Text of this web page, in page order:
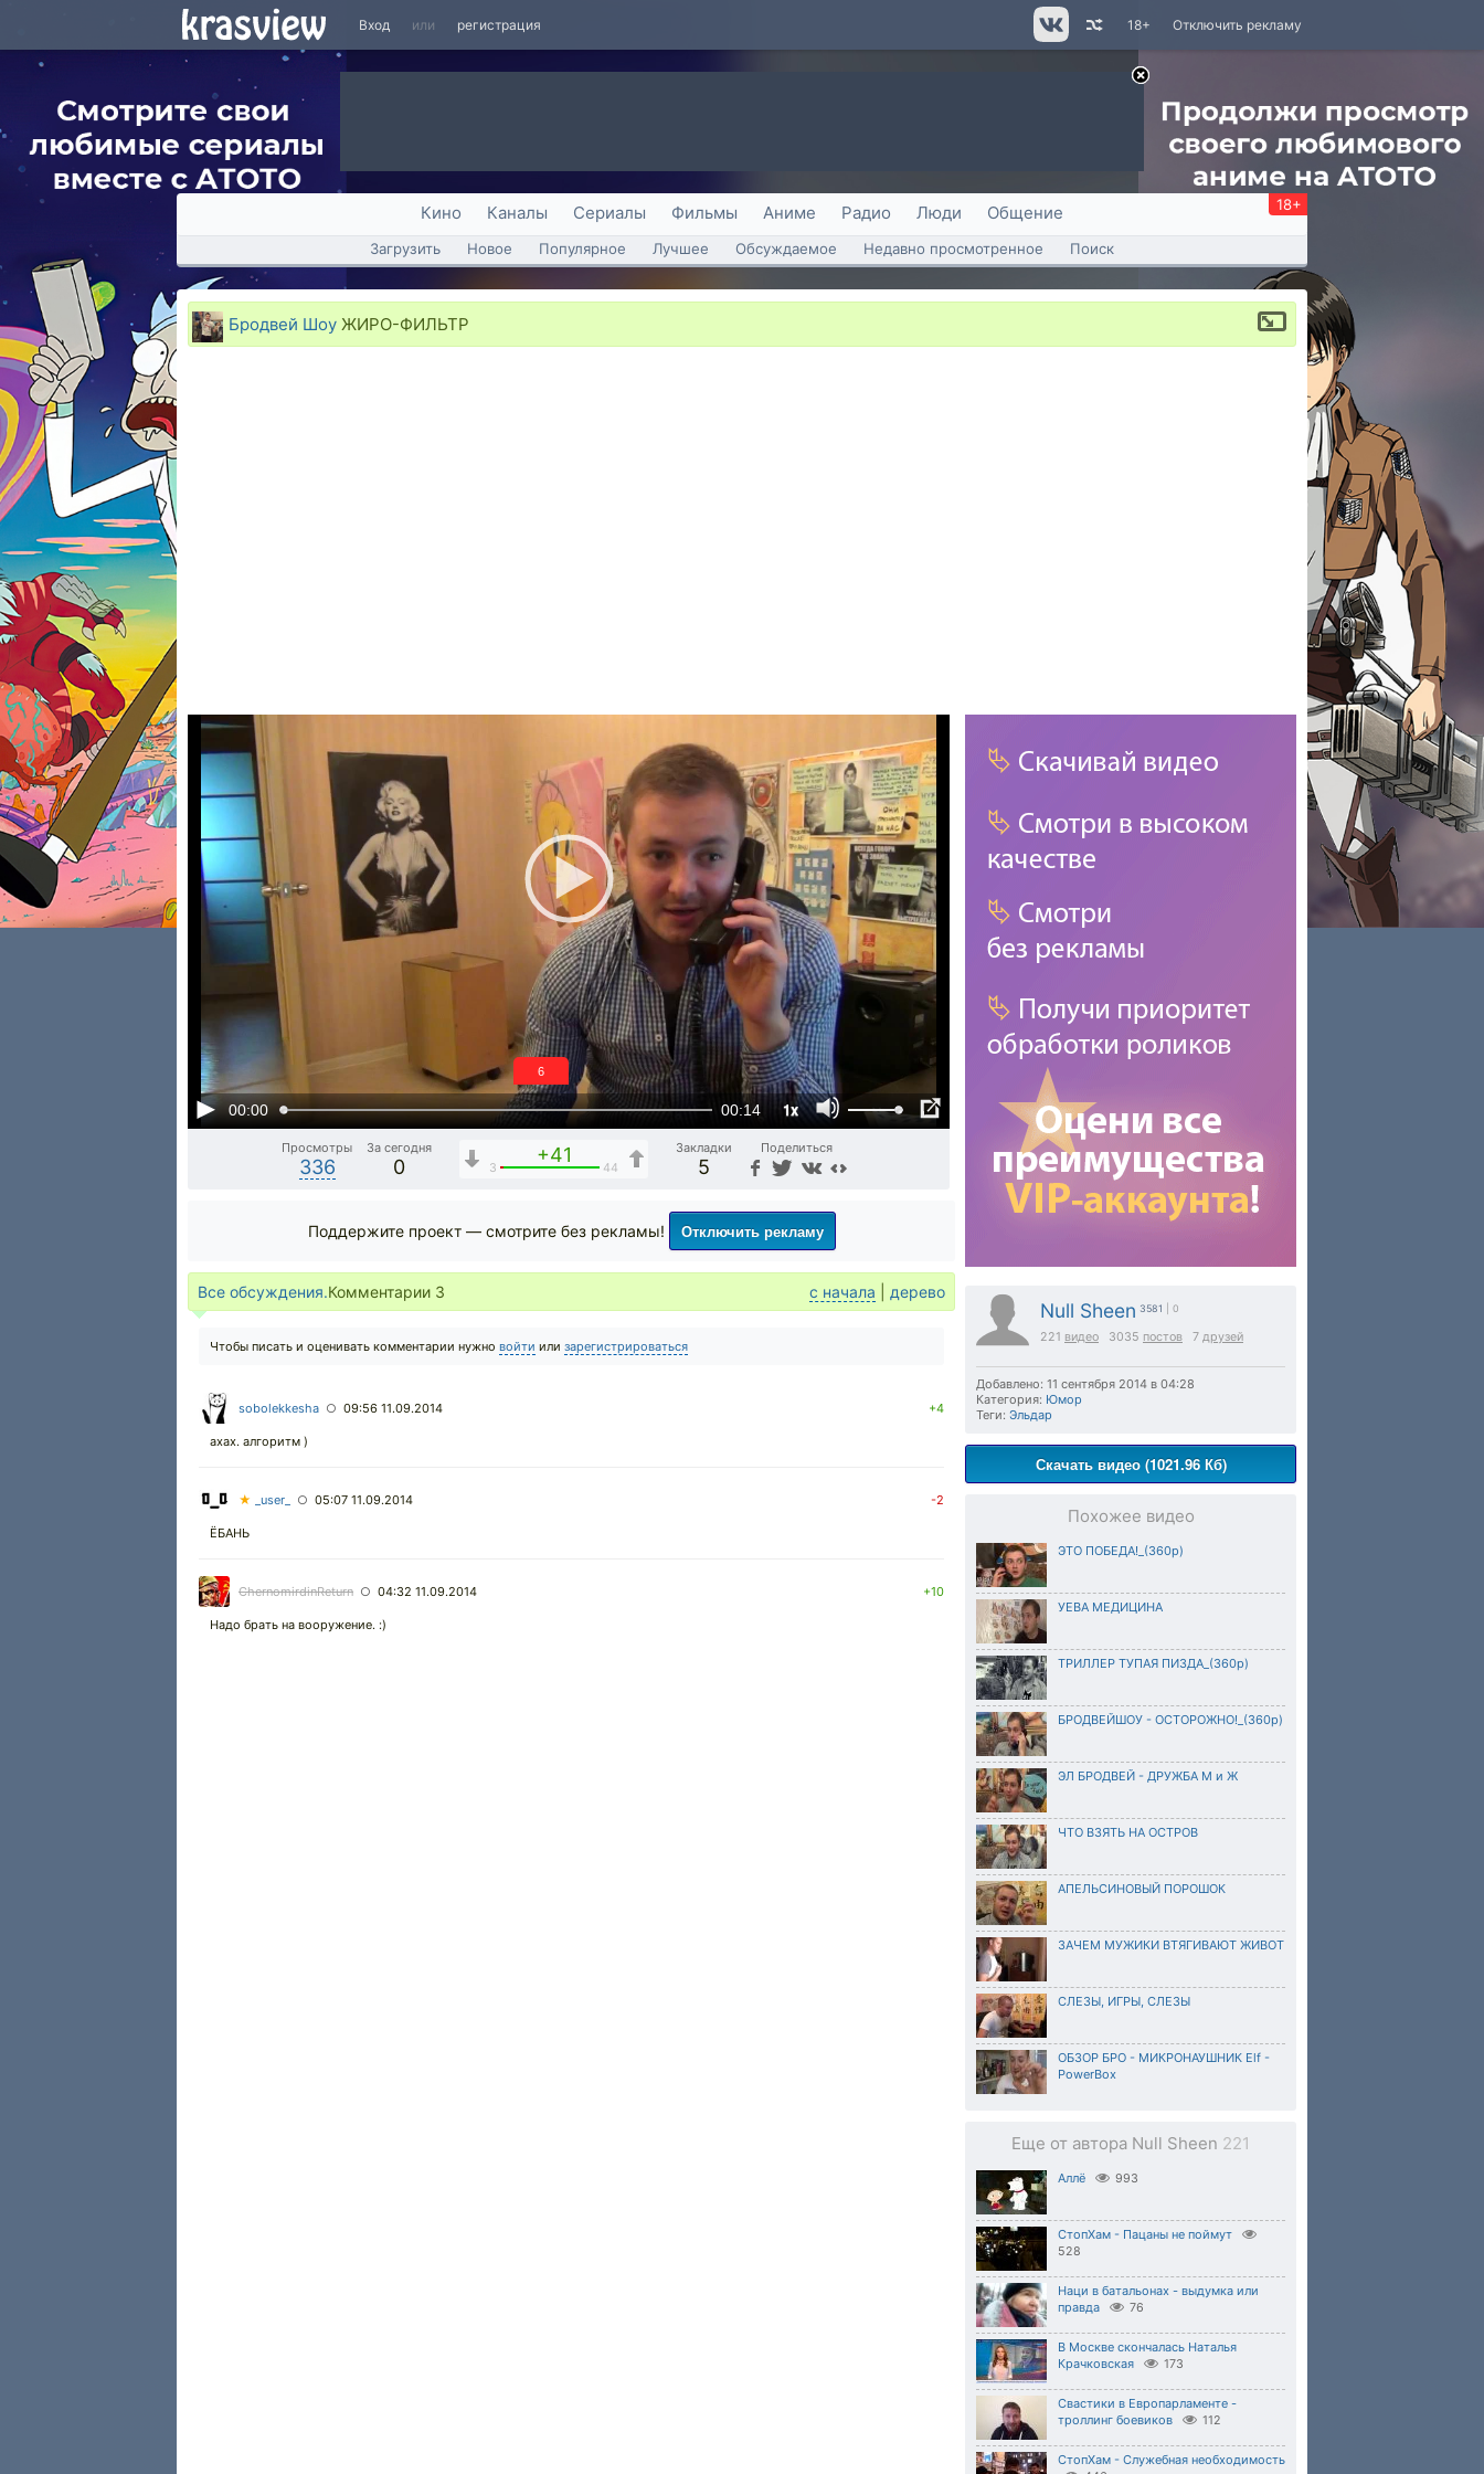
Вход или регистрация Отключить рекламу
18+
Кино Каналы Сериалы Фильмы Аниме Радио Люди Общение 18+
Загрузить Новое Популярное Лучшее Обсуждаемое Недавно просмотренное Поиск
Бродвей Шоу ЖИРО-ФИЛЬТР
00:00 00:14 1x
6
Просмотры
336
За сегодня
0
+41
3 44
Закладки
5
Поделиться
Null Sheen 3581 | 0
221 видео 3035 постов 7 друзей
Добавлено: 11 сентября 2014 в 04:28
Категория: Юмор
Теги: Эльдар
Скачать видео (1021.96 Кб)
Похожее видео
ЭТО ПОБЕДА!_(360p)
УЕВА МЕДИЦИНА
ТРИЛЛЕР ТУПАЯ ПИЗДА_(360p)
БРОДВЕЙШОУ - ОСТОРОЖНО!_(360p)
ЭЛ БРОДВЕЙ - ДРУЖБА М и Ж
ЧТО ВЗЯТЬ НА ОСТРОВ
АПЕЛЬСИНОВЫЙ ПОРОШОК
ЗАЧЕМ МУЖИКИ ВТЯГИВАЮТ ЖИВОТ
СЛЕЗЫ, ИГРЫ, СЛЕЗЫ
ОБЗОР БРО - МИКРОНАУШНИК Elf -
PowerBox
Еще от автора Null Sheen 221
Аллё 993
СтопХам - Пацаны не поймут
528
Наци в батальонах - выдумка или
правда
76
В Москве скончалась Наталья
Крачковская
173
Свастики в Европарламенте -
троллинг боевиков
112
СтопХам - Служебная необходимость
Поддержите проект — смотрите без рекламы! Отключить рекламу
Все обсуждения.Комментарии 3 с начала дерево
Чтобы писать и оценивать комментарии нужно войти или зарегистрироваться
sobolekkesha ○ 09:56 11.09.2014 +4
ахах. алгоритм )
★ _user_ ○ 05:07 11.09.2014 -2
ЁБАНЬ
ChernomirdinReturn ○ 04:32 11.09.2014 +10
Надо брать на вооружение. :)